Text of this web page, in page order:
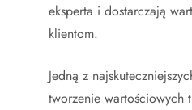
eksperta i dostarczają
klientom.
Jedną z
tworzenie wartościowych